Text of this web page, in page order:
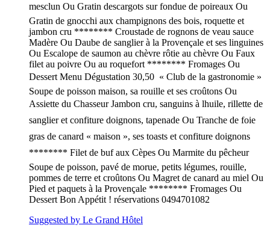
mesclun Ou Gratin descargots sur fondue de poireaux Ou
Gratin de gnocchi aux champignons des bois, roquette et
jambon cru ******** Croustade de rognons de veau sauce
Madère Ou Daube de sanglier à la Provençale et ses linguines
Ou Escalope de saumon au chèvre rôtie au chèvre Ou Faux
filet au poivre Ou au roquefort ******** Fromages Ou
Dessert Menu Dégustation 30,50  « Club de la gastronomie »
Soupe de poisson maison, sa rouille et ses croûtons Ou
Assiette du Chasseur Jambon cru, sanguins à lhuile, rillette de
sanglier et confiture doignons, tapenade Ou Tranche de foie
gras de canard « maison », ses toasts et confiture doignons
******** Filet de buf aux Cèpes Ou Marmite du pêcheur
Soupe de poisson, pavé de morue, petits légumes, rouille,
pommes de terre et croûtons Ou Magret de canard au miel Ou
Pied et paquets à la Provençale ******** Fromages Ou
Dessert Bon Appétit ! réservations 0494701082
Suggested by Le Grand Hôtel